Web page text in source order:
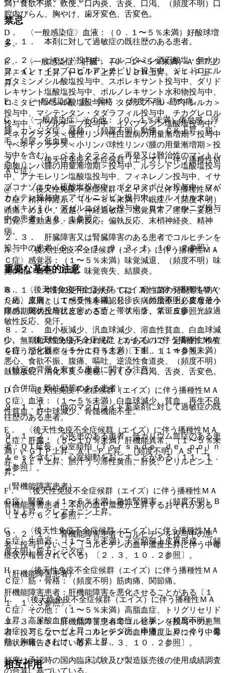
禁忌
２．１． 本剤に対して過敏症の既往歴のある患者。
２．２． ピモジド投与中、エルゴタミン酒石酸塩・無水カ
フェイン・イソプロピルアンチピリン投与中、ジヒドロエル
ゴタミンメシル酸塩投与中、スボレキサント投与中、ダリド
レキサント塩酸塩投与中、ボルノレキサント水和物投与中、
ロミタピドメシル酸塩投与中、タダラフィル＜アドシルカ＞
投与中、マシテンタン・タダラフィル投与中、チカグレロル
投与中、イブルチニブ投与中、イバブラジン塩酸塩投与中、
ベネトクラクス＜慢性リンパ性白血病の用量漸増期＞投与中
（ベネトクラクス＜小リンパ球性リンパ腫の用量漸増期＞投
与中を含む）、ベネトクラクス＜再発又は難治性のマントル
細胞リンパ腫の用量漸増期＞投与中、ルラシドン塩酸塩投与
中、アナモレリン塩酸塩投与中、フィネレノン投与中、イサ
ブコナゾニウム硫酸塩投与中、ボクロスポリン投与中、マバ
カムテン投与中、アゼルニジピン投与中、オルメサルタン
メドキソミル・アゼルニジピン投与中、ロナファルニブ投与
中の患者〔１０．１参照〕。
２．３． 肝臓障害又は腎臓障害のある患者でコルヒチンを
投与中の患者〔９．２．１、９．３．１、１０．２参照〕。
重要な基本的注意
８．１． 本剤の使用にあたっては、耐性菌の発現等を防ぐ
ため、原則として感受性を確認し、疾病の治療上必要な最小
限の期間の投与にとどめること〔７．２、７．５参照〕。
８．２． 血小板減少、汎血球減少、溶血性貧血、白血球減
少、無顆粒球症があらわれることがあるので、定期的に検査
を行うなど観察を十分に行うこと〔１１．１．４参照〕。
（特定の背景を有する患者に関する注意）
（合併症・既往歴等のある患者）
９．１．１． 他のマクロライド系薬剤に対して過敏症の既
往歴のある患者。
９．１．２． 心疾患のある患者、低カリウム血症のある患
者：ＱＴ延長、心室頻拍（Ｔｏｒｓａｄｅ ｄｅ ｐｏｉｎ
ｔｅｓを含む）、心室細動をおこすことがある〔１１．１．
２参照〕。
（腎機能障害患者）
腎機能障害患者：本剤の血中濃度が上昇するおそれがある
〔１６．６．１参照〕。
９．２．１． 腎機能障害患者でコルヒチンを投与中の患
者：投与しないこと（コルヒチンの血中濃度上昇に伴う中毒
症状が報告されている）〔２．３、１０．２参照〕。
（肝機能障害患者）
肝機能障害患者：肝機能障害を悪化させることがある〔１
１．１．３参照〕。
９．３．１． 肝機能障害患者でコルヒチンを投与中の患
者：投与しないこと（コルヒチンの血中濃度上昇に伴う中毒
症状が報告されている）〔２．３、１０．２参照〕。
相互作用
満）食欲不振、軟便、口内炎、舌炎、口渇、（頻度不明）口
腔内びらん、胸やけ、歯牙変色、舌変色。
D． 〈一般感染症〉血液：（０．１〜５％未満）好酸球増
多。
E． 〈一般感染症〉肝臓：（０．１〜５％未満）ＡＳＴ上
昇、ＡＬＴ上昇、γ−ＧＴＰ上昇、ＬＤＨ上昇、Ａｌ−Ｐ上
昇。
F． 〈一般感染症〉筋・骨格：（頻度不明）筋肉痛。
G． 〈一般感染症〉その他：（０．１％未満）倦怠感、浮
腫、カンジダ症、発熱、（頻度不明）動悸、ＣＫ上昇、脱
毛、頻尿、低血糖。
２）． 〈後天性免疫不全症候群（エイズ）に伴う播種性Ｍ
ＡＣ症〉
@． 〈後天性免疫不全症候群（エイズ）に伴う播種性ＭＡ
Ｃ症〉精神神経系：（１〜５％未満）不眠症、（頻度不明）
頭痛、めまい、激越、神経過敏症、感覚異常、痙攣、妄想、
幻覚、運動過多、躁病反応、偏執反応、末梢神経炎、精神
病。
A． 〈後天性免疫不全症候群（エイズ）に伴う播種性ＭＡ
Ｃ症〉感覚器：（１〜５％未満）味覚減退、（頻度不明）味
覚倒錯、難聴、耳鳴、味覚喪失、結膜炎。
B． 〈後天性免疫不全症候群（エイズ）に伴う播種性ＭＡ
Ｃ症〉皮膚：（１〜５％未満）発疹、（頻度不明）皮膚そう
痒感、斑状丘疹状皮疹、ざ瘡、帯状疱疹、紫斑皮疹、光線過
敏性反応、発汗。
C． 〈後天性免疫不全症候群（エイズ）に伴う播種性ＭＡ
Ｃ症〉消化器：（５〜１０％未満）下痢、（１〜５％未満）
悪心、食欲不振、腹痛、嘔吐、逆流性食道炎、（頻度不明）
鼓腸放屁、消化不良、便秘、おくび、口渇、舌炎、舌変色。
D． 〈後天性免疫不全症候群（エイズ）に伴う播種性ＭＡ
Ｃ症〉血液：（１〜５％未満）白血球減少、貧血、再生不良
性貧血、好中球減少、骨髄機能不全。
E． 〈後天性免疫不全症候群（エイズ）に伴う播種性ＭＡ
Ｃ症〉肝臓：（５〜１０％未満）肝機能異常、（１〜５％未
満）γ−ＧＴＰ上昇、Ａｌ−Ｐ上昇、（頻度不明）ＡＳＴ上
昇、ＡＬＴ上昇、胆汁うっ滞性黄疸、肝炎、ビリルビン上
昇。
F． 〈後天性免疫不全症候群（エイズ）に伴う播種性ＭＡ
Ｃ症〉腎臓：（１〜５％未満）急性腎障害、（頻度不明）Ｂ
ＵＮ上昇、クレアチニン上昇。
G． 〈後天性免疫不全症候群（エイズ）に伴う播種性ＭＡ
Ｃ症〉生殖器：（１〜５％未満）子宮頸部上皮異形成、（頻
度不明）腟カンジダ症。
H． 〈後天性免疫不全症候群（エイズ）に伴う播種性ＭＡ
Ｃ症〉筋・骨格：（頻度不明）筋肉痛、関節痛。
I． 〈後天性免疫不全症候群（エイズ）に伴う播種性ＭＡ
Ｃ症〉その他：（１〜５％未満）高脂血症、トリグリセリド
上昇、高尿酸血症、低カリウム血症、徐脈、（頻度不明）無
力症、アミラーゼ上昇、カンジダ症、疼痛、しゃっくり、発
熱、胸痛、さむけ、酵素上昇。
頻度は承認時の国内臨床試験及び製造販売後の使用成績調査
の合算に基づいている。